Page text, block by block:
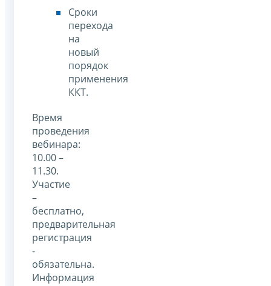
Сроки
перехода
на
новый
порядок
применения
ККТ.
Время
проведения
вебинара:
10.00 –
11.30.
Участие
–
бесплатно,
предварительная
регистрация
-
обязательна.
Информация